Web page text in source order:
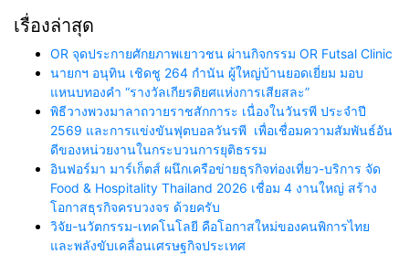
เรื่องล่าสุด
OR จุดประกายศักยภาพเยาวชน ผ่านกิจกรรม OR Futsal Clinic
นายกฯ อนุทิน เชิดชู 264 กำนัน ผู้ใหญ่บ้านยอดเยี่ยม มอบ
แหนบทองคำ “รางวัลเกียรติยศแห่งการเสียสละ”
พิธีวางพวงมาลาถวายราชสักการะ เนื่องในวันรพี ประจำปี
2569 และการแข่งขันฟุตบอลวันรพี เพื่อเชื่อมความสัมพันธ์อัน
ดีของหน่วยงานในกระบวนการยุติธรรม
อินฟอร์มา มาร์เก็ตส์ ผนึกเครือข่ายธุรกิจท่องเที่ยว-บริการ จัด
Food & Hospitality Thailand 2026 เชื่อม 4 งานใหญ่ สร้าง
โอกาสธุรกิจครบวงจร ด้วยครับ
วิจัย-นวัตกรรม-เทคโนโลยี คือโอกาสใหม่ของคนพิการไทย
และพลังขับเคลื่อนเศรษฐกิจประเทศ